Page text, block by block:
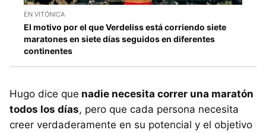
EN VITÓNICA
El motivo por el que Verdeliss está corriendo siete
maratones en siete días seguidos en diferentes
continentes
Hugo dice que nadie necesita correr una maratón
todos los días, pero que cada persona necesita
creer verdaderamente en su potencial y el objetivo